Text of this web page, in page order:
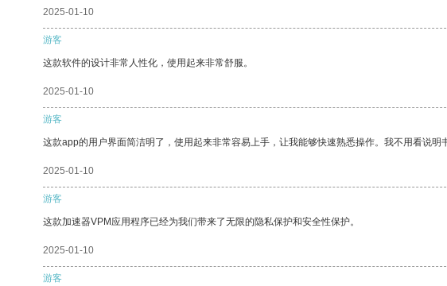
2025-01-10
游客
这款软件的设计非常人性化，使用起来非常舒服。
2025-01-10
游客
这款app的用户界面简洁明了，使用起来非常容易上手，让我能够快速熟悉操作。我不用看说明
2025-01-10
游客
这款加速器VPM应用程序已经为我们带来了无限的隐私保护和安全性保护。
2025-01-10
游客